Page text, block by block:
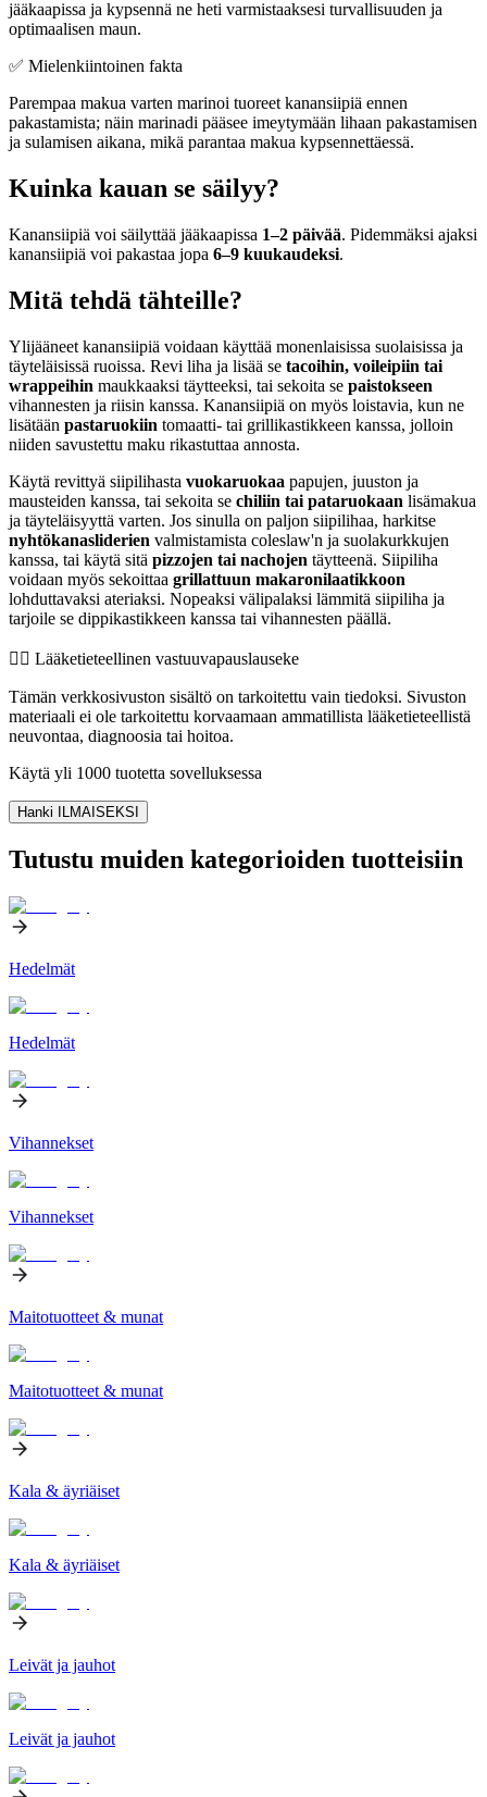
jääkaapissa ja kypsennä ne heti varmistaaksesi turvallisuuden ja
optimaalisen maun.
✅ Mielenkiintoinen fakta
Parempaa makua varten marinoi tuoreet kanansiipiä ennen
pakastamista; näin marinadi pääsee imeytymään lihaan pakastamisen
ja sulamisen aikana, mikä parantaa makua kypsennettäessä.
Kuinka kauan se säilyy?
Kanansiipiä voi säilyttää jääkaapissa 1–2 päivää. Pidemmäksi ajaksi
kanansiipiä voi pakastaa jopa 6–9 kuukaudeksi.
Mitä tehdä tähteille?
Ylijääneet kanansiipiä voidaan käyttää monenlaisissa suolaisissa ja
täyteläisissä ruoissa. Revi liha ja lisää se tacoihin, voileipiin tai
wrappeihin maukkaaksi täytteeksi, tai sekoita se paistokseen
vihannesten ja riisin kanssa. Kanansiipiä on myös loistavia, kun ne
lisätään pastaruokiin tomaatti- tai grillikastikkeen kanssa, jolloin
niiden savustettu maku rikastuttaa annosta.
Käytä revittyä siipilihasta vuokaruokaa papujen, juuston ja
mausteiden kanssa, tai sekoita se chiliin tai pataruokaan lisämakua
ja täyteläisyyttä varten. Jos sinulla on paljon siipilihaa, harkitse
nyhtökanasliderien valmistamista coleslaw'n ja suolakurkkujen
kanssa, tai käytä sitä pizzojen tai nachojen täytteenä. Siipiliha
voidaan myös sekoittaa grillattuun makaronilaatikkoon
lohduttavaksi ateriaksi. Nopeaksi välipalaksi lämmitä siipiliha ja
tarjoile se dippikastikkeen kanssa tai vihannesten päällä.
👨‍⚕️️ Lääketieteellinen vastuuvapauslauseke
Tämän verkkosivuston sisältö on tarkoitettu vain tiedoksi. Sivuston
materiaali ei ole tarkoitettu korvaamaan ammatillista lääketieteellistä
neuvontaa, diagnoosia tai hoitoa.
Käytä yli 1000 tuotetta sovelluksessa
Hanki ILMAISEKSI
Tutustu muiden kategorioiden tuotteisiin
Hedelmät
Hedelmät
Vihannekset
Vihannekset
Maitotuotteet & munat
Maitotuotteet & munat
Kala & äyriäiset
Kala & äyriäiset
Leivät ja jauhot
Leivät ja jauhot